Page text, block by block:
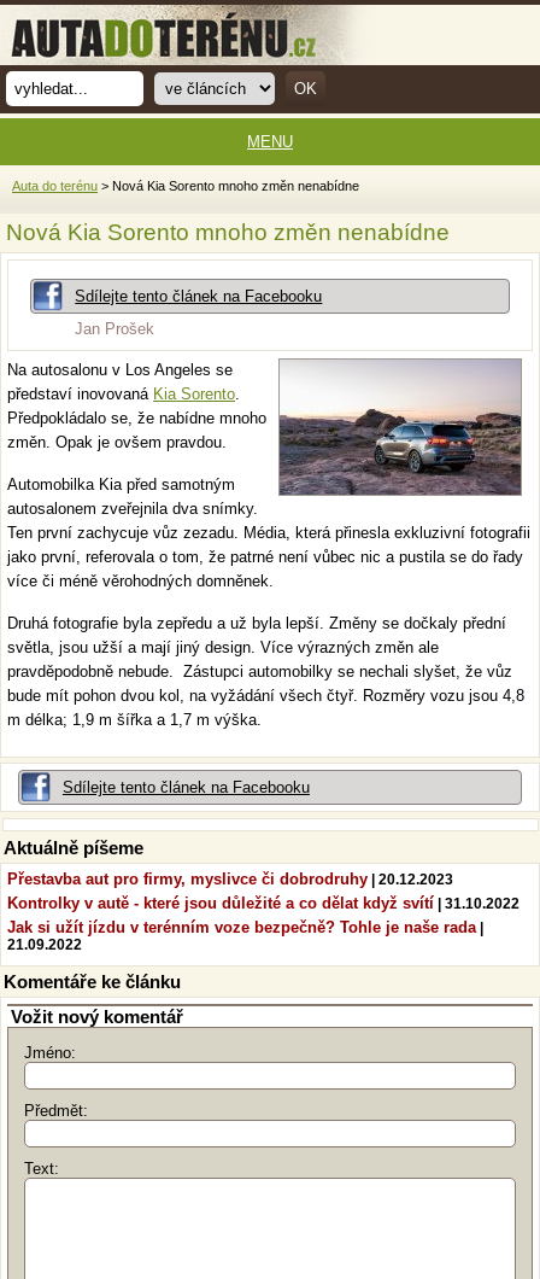
Auta do terénu > Nová Kia Sorento mnoho změn nenabídne
Nová Kia Sorento mnoho změn nenabídne
Sdílejte tento článek na Facebooku
Jan Prošek
Na autosalonu v Los Angeles se
představí inovovaná Kia Sorento.
Předpokládalo se, že nabídne mnoho
změn. Opak je ovšem pravdou.
Automobilka Kia před samotným
autosalonem zveřejnila dva snímky.
Ten první zachycuje vůz zezadu. Média, která přinesla exkluzivní fotografii
jako první, referovala o tom, že patrné není vůbec nic a pustila se do řady
více či méně věrohodných domněnek.
Druhá fotografie byla zepředu a už byla lepší. Změny se dočkaly přední
světla, jsou užší a mají jiný design. Více výrazných změn ale
pravděpodobně nebude. Zástupci automobilky se nechali slyšet, že vůz
bude mít pohon dvou kol, na vyžádání všech čtyř. Rozměry vozu jsou 4,8
m délka; 1,9 m šířka a 1,7 m výška.
Sdílejte tento článek na Facebooku
Aktuálně píšeme
Přestavba aut pro firmy, myslivce či dobrodruhy | 20.12.2023
Kontrolky v autě - které jsou důležité a co dělat když svítí | 31.10.2022
Jak si užít jízdu v terénním voze bezpečně? Tohle je naše rada|
21.09.2022
Komentáře ke článku
Vožit nový komentář
Jméno:
Předmět:
Text:
MENU